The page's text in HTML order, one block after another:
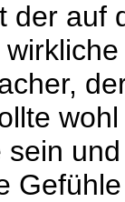
der auf
sein